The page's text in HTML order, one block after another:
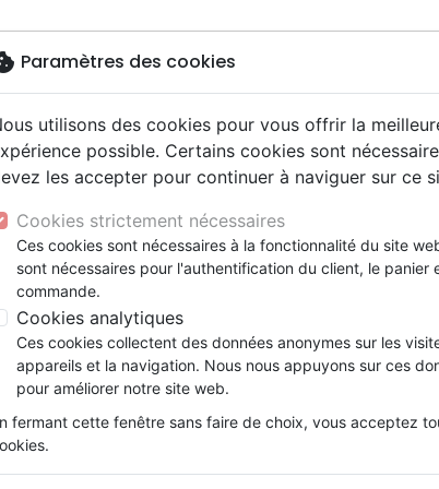
NouveautésBibles
courant
Français fondamental
Autres versions
Bibles d'étude
Bibles audio
Livres
société, politique
adoration, louange
santé
Famille, couple
Israël, Messianique
Evangelisation
Témoignages,
ans
jeunes
Enseignement
Livres d'activités
CD Jeunesse
de fête
Jeunesse
Compilations
Recueils et partitions
vraies, témoignages
reportages
Concerts, spectacles
Enseignement,
cadeaux
Accessoires de Bible
relation d'aide Remède de Dieu contre le rejet
Remède de Dieu contre
Référence
Description Détails du produit
Le rejet laisse, entre autres
honte et un esprit abattu. Il faut
moitié de la population humaine
déficient etc. ! L’opposé du rejet c’est
Paramètres des cookies
utilisons des cookies pour vous offrir la
possible. Certains cookies sont
les accepter pour continuer à naviguer sur ce
Cookies strictement nécessaires
Ces cookies sont nécessaires à la fonctionnalité du site
sont nécessaires pour l'authentification du client, le panier
commande.
Cookies analytiques
Ces cookies collectent des données anonymes sur les
appareils et la navigation. Nous nous appuyons sur ces
pour améliorer notre site web.
fermant cette fenêtre sans faire de choix, vous acceptez